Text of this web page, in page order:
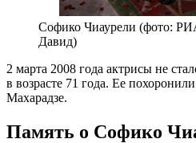
Софико Чиаурели (фото:
Давид)
2 марта 2008 года актрисы не
в возрасте 71 года. Ее
Махарадзе.
Память о Софико